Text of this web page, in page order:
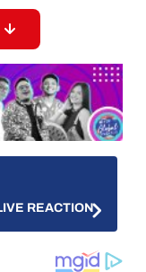
REACTION